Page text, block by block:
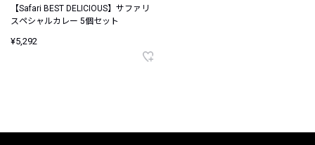
【Safari BEST DELICIOUS】サファリ
スペシャルカレー 5個セット
¥5,292